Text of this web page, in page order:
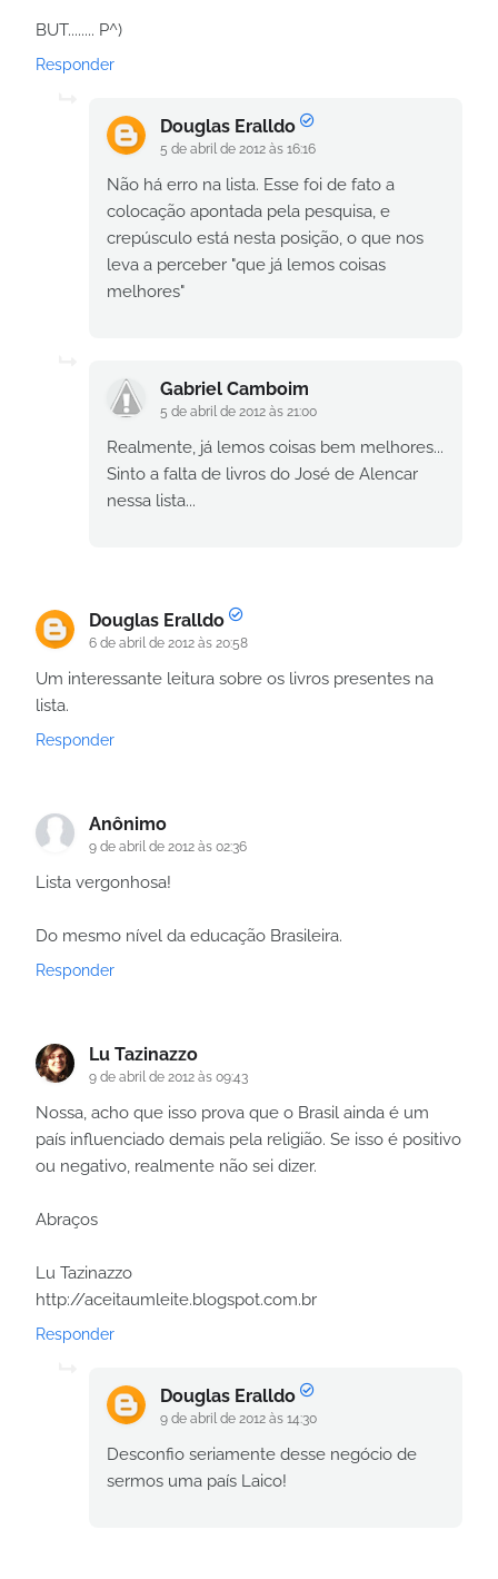
BUT........ P^)
Responder
Douglas Eralldo
5 de abril de 2012 às 16:16
Não há erro na lista. Esse foi de fato a
colocação apontada pela pesquisa, e
crepúsculo está nesta posição, o que nos
leva a perceber "que já lemos coisas
melhores"
Gabriel Camboim
5 de abril de 2012 às 21:00
Realmente, já lemos coisas bem melhores...
Sinto a falta de livros do José de Alencar
nessa lista...
Douglas Eralldo
6 de abril de 2012 às 20:58
Um interessante leitura sobre os livros presentes na
lista.
Responder
Anônimo
9 de abril de 2012 às 02:36
Lista vergonhosa!
Do mesmo nível da educação Brasileira.
Responder
Lu Tazinazzo
9 de abril de 2012 às 09:43
Nossa, acho que isso prova que o Brasil ainda é um
país influenciado demais pela religião. Se isso é positivo
ou negativo, realmente não sei dizer.
Abraços
Lu Tazinazzo
http://aceitaumleite.blogspot.com.br
Responder
Douglas Eralldo
9 de abril de 2012 às 14:30
Desconfio seriamente desse negócio de
sermos uma país Laico!